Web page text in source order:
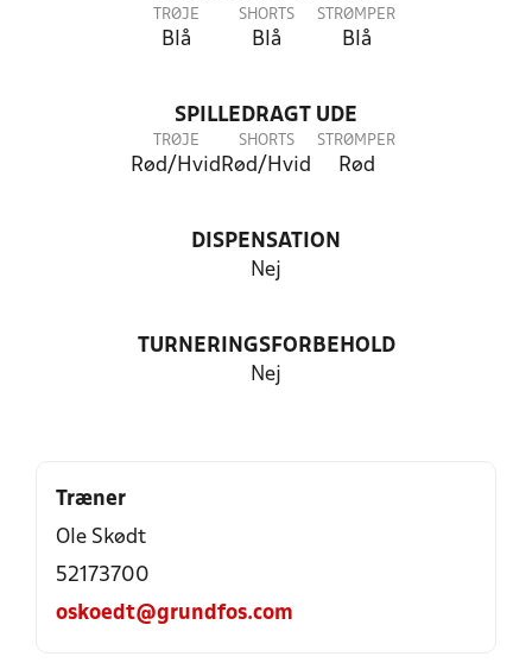
TRØJE
Blå
SHORTS
Blå
STRØMPER
Blå
SPILLEDRAGT UDE
TRØJE
Rød/Hvid
SHORTS
Rød/Hvid
STRØMPER
Rød
DISPENSATION
Nej
TURNERINGSFORBEHOLD
Nej
Træner
Ole Skødt
52173700
oskoedt@grundfos.com